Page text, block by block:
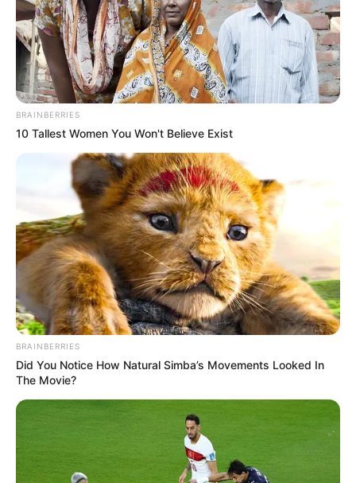
IDU
IDU pone a prueba el
puente de la 150: le echan
CARGAR MÁS
TEMAS DESTACADOS
EMERGENCIAS POR LLUVIAS
FUERTES LLUVIAS
LIGA BETPLAY
METRO DE MEDELLÍN
CORTES DE LUZ
CORTES DE AGUA
FENÓMENO DEL NIÑO
BRAINBERRIES
10 Tallest Women You Won't Believe Exist
BRAINBERRIES
Did You Notice How Natural Simba’s Movements Looked In
The Movie?